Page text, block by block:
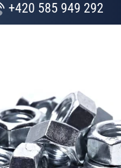
+420 585 949 292